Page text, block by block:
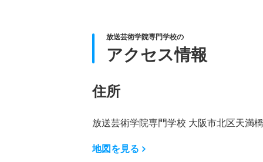
放送芸術学院専門学校の
アクセス情報
住所
放送芸術学院専門学校 大阪市北区天満
地図を見る